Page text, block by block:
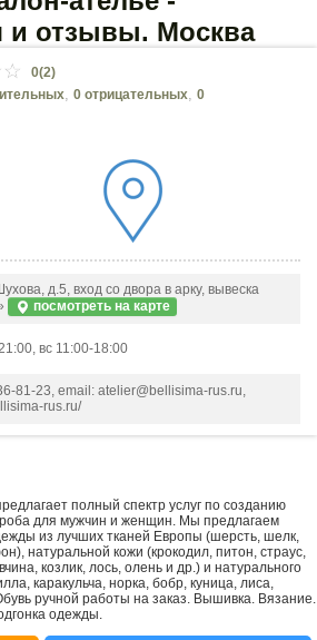
отзывы. Москва
0(2)
, 0 отрицательных, 0
д.5, вход со двора в арку, вывеска
посмотреть на карте
вс 11:00-18:00
81-23, email: atelier@bellisima-rus.ru,
rus.ru/
полный спектр услуг по созданию
для мужчин и женщин. Мы предлагаем
из лучших тканей Европы (шерсть, шелк,
натуральной кожи (крокодил, питон, страус,
козлик, лось, олень и др.) и натурального
каракульча, норка, бобр, куница, лиса,
ручной работы на заказ. Вышивка. Вязание.
одежды.